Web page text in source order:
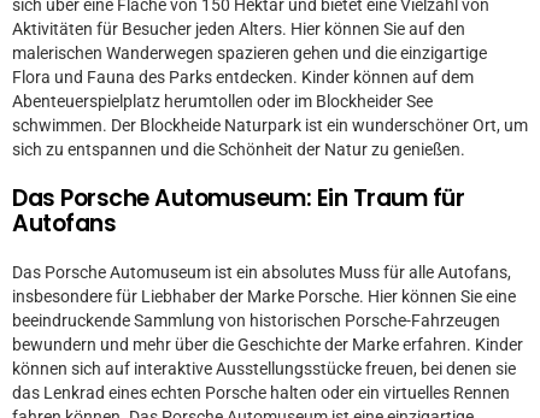
sich über eine Fläche von 150 Hektar und bietet eine Vielzahl von
Aktivitäten für Besucher jeden Alters. Hier können Sie auf den
malerischen Wanderwegen spazieren gehen und die einzigartige
Flora und Fauna des Parks entdecken. Kinder können auf dem
Abenteuerspielplatz herumtollen oder im Blockheider See
schwimmen. Der Blockheide Naturpark ist ein wunderschöner Ort, um
sich zu entspannen und die Schönheit der Natur zu genießen.
Das Porsche Automuseum: Ein Traum für
Autofans
Das Porsche Automuseum ist ein absolutes Muss für alle Autofans,
insbesondere für Liebhaber der Marke Porsche. Hier können Sie eine
beeindruckende Sammlung von historischen Porsche-Fahrzeugen
bewundern und mehr über die Geschichte der Marke erfahren. Kinder
können sich auf interaktive Ausstellungsstücke freuen, bei denen sie
das Lenkrad eines echten Porsche halten oder ein virtuelles Rennen